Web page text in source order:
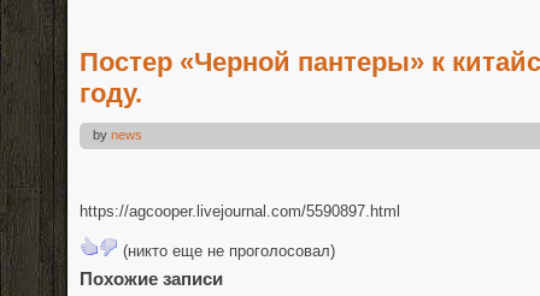
Постер «Черной пантеры» к
году.
by news
https://agcooper.livejournal.com/5590897.html
(никто еще не проголосовал)
Похожие записи